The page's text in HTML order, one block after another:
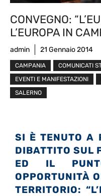
CONVEGNO:
L’EUROPA IN
admin 21 Gennaio 2014
CAMPANIA COMUNICATI
EVENTI E MANIFESTAZIONI
SALERNO
SI È TENUTO A
DIBATTITO SUL
ED IL
OPPORTUNITÀ
TERRITORIO: